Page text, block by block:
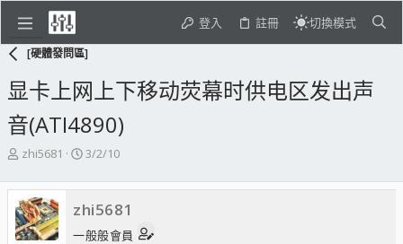
登入 註冊 切換模式
[硬體發問區]
显卡上网上下移动荧幕时供电区发出声
音(ATI4890)
主
發
起
人
zhi5681
開
日
期
3/2/10
zhi5681
一般般會員